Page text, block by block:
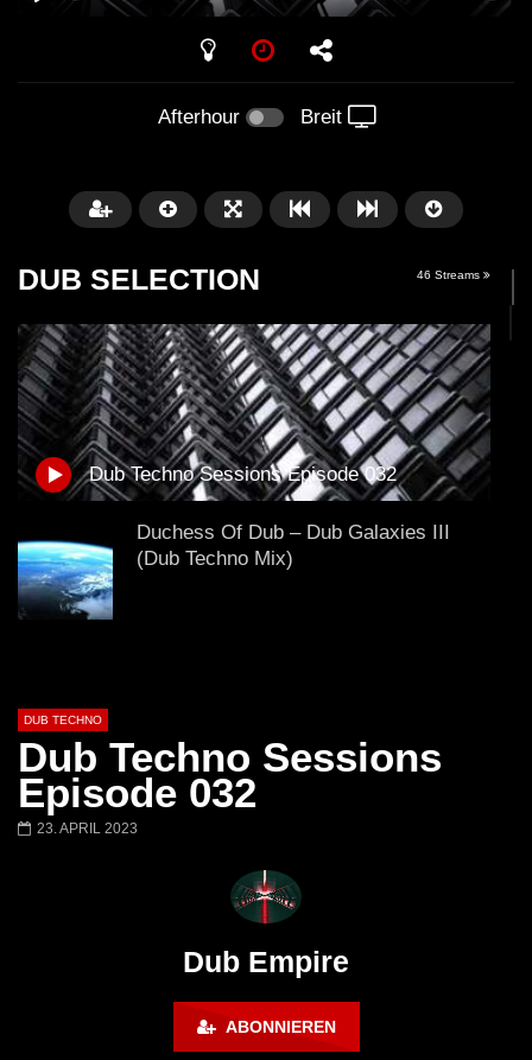
Afterhour Breit
Später
01:11:24
Dub Techno Music Set In The Mix
# 37 By Klaüs.
01:28:57
Dub Techno ||
Thru It
DUB SELECTION 46 Streams
Dub Techno Sessions Episode 032
Duchess Of Dub – Dub Galaxies III
(Dub Techno Mix)
DUB Techno || Selection 082 ||
Transparent Thoughts
Dub Techno Music Set In The Mix #14
FINGERS IN THE NOISE – Deep and
dub techno mix – Muzaikfm 038
DUB TECHNO
Dub Techno Sessions
Episode 032
23. APRIL 2023
Dub Empire
ABONNIEREN